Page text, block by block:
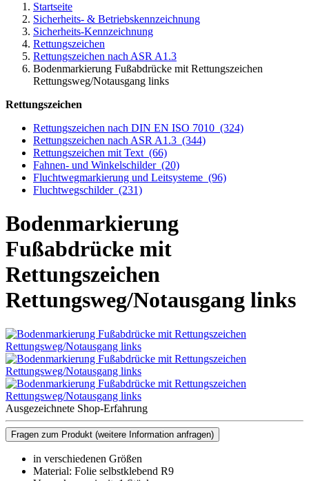
Startseite
Sicherheits- & Betriebskennzeichnung
Sicherheits-Kennzeichnung
Rettungszeichen
Rettungszeichen nach ASR A1.3
Bodenmarkierung Fußabdrücke mit Rettungszeichen
Rettungsweg/Notausgang links
Rettungszeichen
Rettungszeichen nach DIN EN ISO 7010 (324)
Rettungszeichen nach ASR A1.3 (344)
Rettungszeichen mit Text (66)
Fahnen- und Winkelschilder (20)
Fluchtwegmarkierung und Leitsysteme (96)
Fluchtwegschilder (231)
Bodenmarkierung
Fußabdrücke mit
Rettungszeichen
Rettungsweg/Notausgang links
Ausgezeichnete Shop-Erfahrung
Fragen zum Produkt (weitere Information anfragen)
in verschiedenen Größen
Material: Folie selbstklebend R9